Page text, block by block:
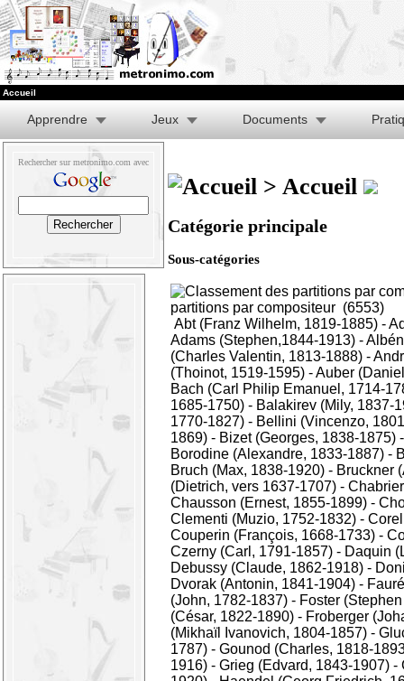
Accueil
Apprendre Jeux Documents
Rechercher sur metronimo.com avec
> Accueil
Catégorie principale
Sous-catégories
partitions par compositeur (6553)
Abt (Franz Wilhelm, 1819-1885) -
Adams (Stephen,1844-1913) -
(Charles Valentin, 1813-1888) -
(Thoinot, 1519-1595) -Auber
Bach (Carl Philip Emanuel, 1714-
1685-1750) - Balakirev (Mily, 1837-
1770-1827) - Bellini (Vincenzo,
1869) - Bizet (Georges, 1838-1875)
Borodine (Alexandre, 1833-1887) -
Bruch (Max, 1838-1920) - Bruckner
(Dietrich, vers 1637-1707) -
Chausson (Ernest, 1855-1899) -
Clementi (Muzio, 1752-1832) -
Couperin (François, 1668-1733) -
Czerny (Carl, 1791-1857) - Daquin
Debussy (Claude, 1862-1918) -
Dvorak (Antonin, 1841-1904) -
(John, 1782-1837) - Foster
(César, 1822-1890) - Froberger
(Mikhaïl Ivanovich, 1804-1857) -
1787) - Gounod (Charles, 1818-
1916) - Grieg (Edvard, 1843-1907) -